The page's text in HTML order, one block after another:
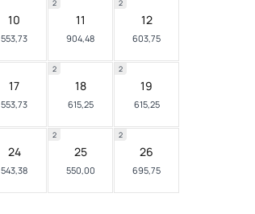
10
553,73
11
904,48
2
12
603,75
2
17
553,73
18
615,25
2
19
615,25
2
24
543,38
25
550,00
2
26
695,75
2